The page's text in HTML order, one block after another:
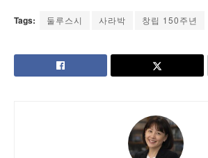
Tags: 둘루스시 사라박 창립 150주년